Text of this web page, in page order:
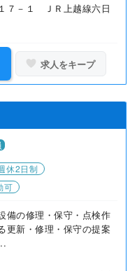
７－１ ＪＲ上越線六日
求人をキープ
休2日制
可
備の修理・保守・点検作
更新・修理・保守の提案